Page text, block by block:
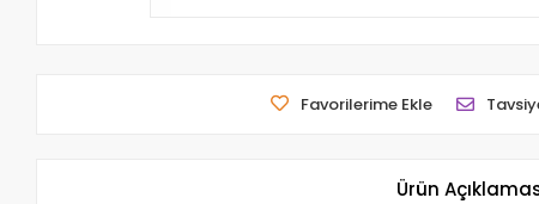
Favorilerime Ekle
Ürün